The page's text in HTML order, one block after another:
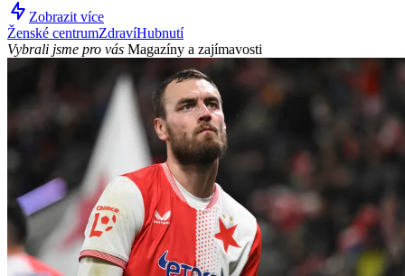
Zobrazit více
Ženské centrumZdravíHubnutí
Vybrali jsme pro vás Magazíny a zajímavosti